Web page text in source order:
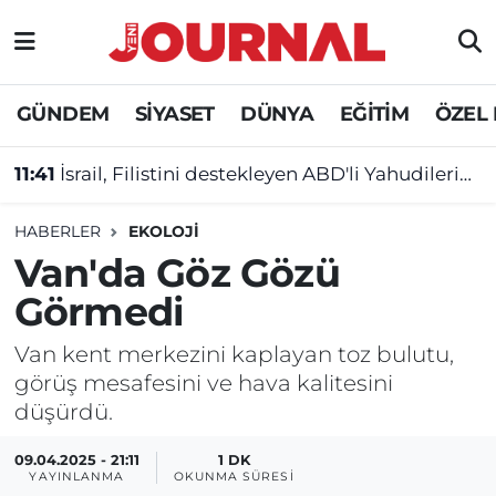
GÜNDEM SİYASET DÜNYA EĞİTİM ÖZEL
11:41 İsrail, Filistini destekleyen ABD'li Yahudilerin ülkeye girişini yasakladı!
HABERLER EKOLOJİ
Van'da Göz Gözü
Görmedi
Van kent merkezini kaplayan toz bulutu,
görüş mesafesini ve hava kalitesini
düşürdü.
09.04.2025 - 21:11
YAYINLANMA
1 DK
OKUNMA SÜRESI
GÜNDEM
SİYASET
DÜNYA
EĞİTİM
ÖZEL HABER
Nöbetçi Eczaneler
Hava Durumu
Süper Lig Puan Durumu ve Fikstür
Tüm Manşetler
Son Dakika Haberleri
Haber Arşivi